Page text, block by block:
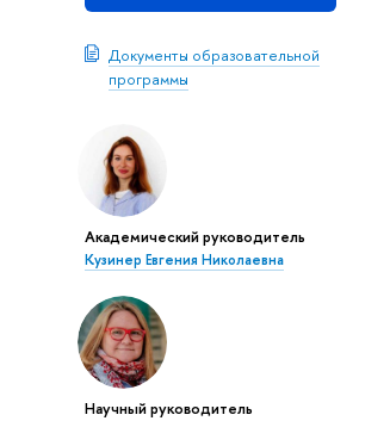
Документы образовательной
программы
Академический руководитель
Кузинер Евгения Николаевна
Научный руководитель